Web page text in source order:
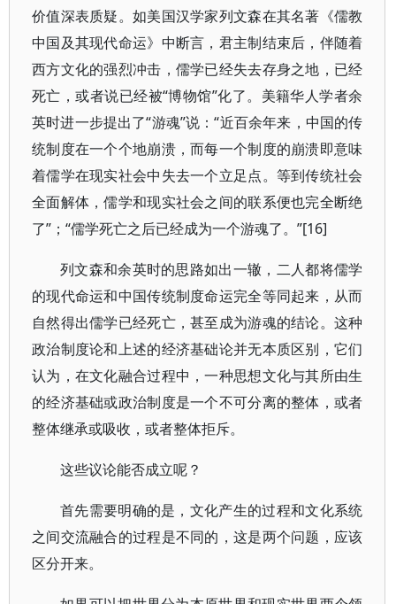
价值深表质疑。如美国汉学家列文森在其名著《儒教
中国及其现代命运》中断言，君主制结束后，伴随着
西方文化的强烈冲击，儒学已经失去存身之地，已经
死亡，或者说已经被“博物馆”化了。美籍华人学者余
英时进一步提出了“游魂”说：“近百余年来，中国的传
统制度在一个个地崩溃，而每一个制度的崩溃即意味
着儒学在现实社会中失去一个立足点。等到传统社会
全面解体，儒学和现实社会之间的联系便也完全断绝
了”；“儒学死亡之后已经成为一个游魂了。”[16]
列文森和余英时的思路如出一辙，二人都将儒学
的现代命运和中国传统制度命运完全等同起来，从而
自然得出儒学已经死亡，甚至成为游魂的结论。这种
政治制度论和上述的经济基础论并无本质区别，它们
认为，在文化融合过程中，一种思想文化与其所由生
的经济基础或政治制度是一个不可分离的整体，或者
整体继承或吸收，或者整体拒斥。
这些议论能否成立呢？
首先需要明确的是，文化产生的过程和文化系统
之间交流融合的过程是不同的，这是两个问题，应该
区分开来。